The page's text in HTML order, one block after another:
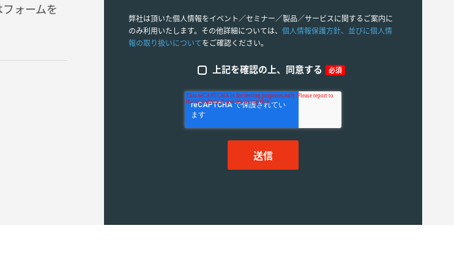
ォームを
弊社は頂いた個人情報をイベント／セミナー／製品／サービスに関するご案内に
のみ利用いたします。その他詳細については、 個人情報保護方針、並びに個人情
報の取り扱いについてをご確認ください。
上記を確認の上、同意する 必須